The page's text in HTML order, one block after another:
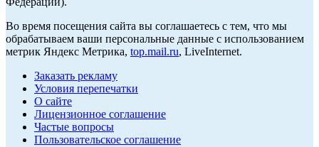
Во время посещения сайта вы соглашаетесь с тем, что мы
обрабатываем ваши персональные данные с использованием
метрик Яндекс Метрика, top.mail.ru, LiveInternet.
Заказать рекламу
Условия перепечатки
О сайте
Лицензионное соглашение
Частые вопросы
Пользовательское соглашение